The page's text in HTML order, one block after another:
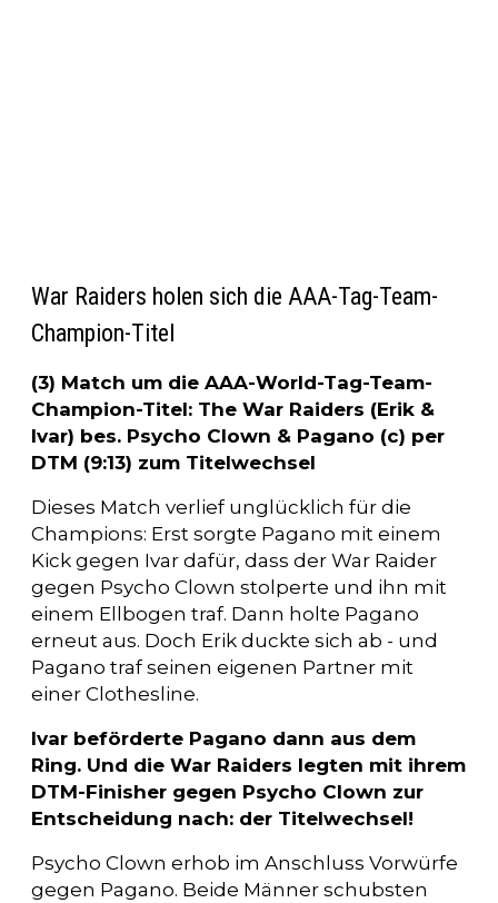
War Raiders holen sich die AAA-Tag-Team-
Champion-Titel
(3) Match um die AAA-World-Tag-Team-
Champion-Titel: The War Raiders (Erik &
Ivar) bes. Psycho Clown & Pagano (c) per
DTM (9:13) zum Titelwechsel
Dieses Match verlief unglücklich für die
Champions: Erst sorgte Pagano mit einem
Kick gegen Ivar dafür, dass der War Raider
gegen Psycho Clown stolperte und ihn mit
einem Ellbogen traf. Dann holte Pagano
erneut aus. Doch Erik duckte sich ab - und
Pagano traf seinen eigenen Partner mit
einer Clothesline.
Ivar beförderte Pagano dann aus dem
Ring. Und die War Raiders legten mit ihrem
DTM-Finisher gegen Psycho Clown zur
Entscheidung nach: der Titelwechsel!
Psycho Clown erhob im Anschluss Vorwürfe
gegen Pagano. Beide Männer schubsten